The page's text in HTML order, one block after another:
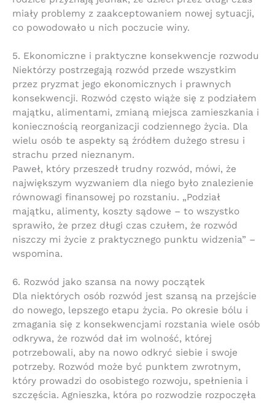
miały problemy z zaakceptowaniem nowej sytuacji,
co powodowało u nich poczucie winy.
5. Ekonomiczne i praktyczne konsekwencje rozwodu
Niektórzy postrzegają rozwód przede wszystkim
przez pryzmat jego ekonomicznych i prawnych
konsekwencji. Rozwód często wiąże się z podziałem
majątku, alimentami, zmianą miejsca zamieszkania i
koniecznością reorganizacji codziennego życia. Dla
wielu osób te aspekty są źródłem dużego stresu i
strachu przed nieznanym.
Paweł, który przeszedł trudny rozwód, mówi, że
największym wyzwaniem dla niego było znalezienie
równowagi finansowej po rozstaniu. „Podział
majątku, alimenty, koszty sądowe – to wszystko
sprawiło, że przez długi czas czułem, że rozwód
niszczy mi życie z praktycznego punktu widzenia” –
wspomina.
6. Rozwód jako szansa na nowy początek
Dla niektórych osób rozwód jest szansą na przejście
do nowego, lepszego etapu życia. Po okresie bólu i
zmagania się z konsekwencjami rozstania wiele osób
odkrywa, że ​​rozwód dał im wolność, której
potrzebowali, aby na nowo odkryć siebie i swoje
potrzeby. Rozwód może być punktem zwrotnym,
który prowadzi do osobistego rozwoju, spełnienia i
szczęścia. Agnieszka, która po rozwodzie rozpoczęła